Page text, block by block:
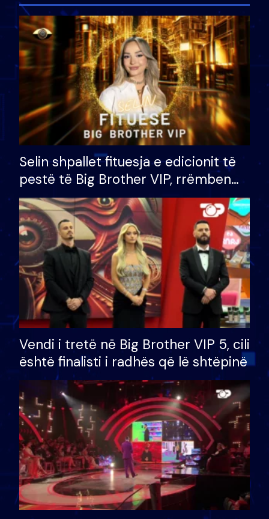
Selin shpallet fituesja e edicionit të
pestë të Big Brother VIP, rrëmben
çmimin e madh prej 100 mijë eurosh
Vendi i tretë në Big Brother VIP 5, cili
është finalisti i radhës që lë shtëpinë